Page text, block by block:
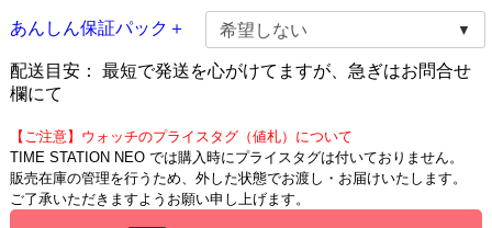
あんしん保証パック＋
配送目安： 最短で発送を心がけてますが、急ぎはお問合せ
欄にて
【ご注意】ウォッチのプライスタグ（値札）について
TIME STATION NEO では購入時にプライスタグは付いておりません。
販売在庫の管理を行うため、外した状態でお渡し・お届けいたします。
ご了承いただきますようお願い申し上げます。